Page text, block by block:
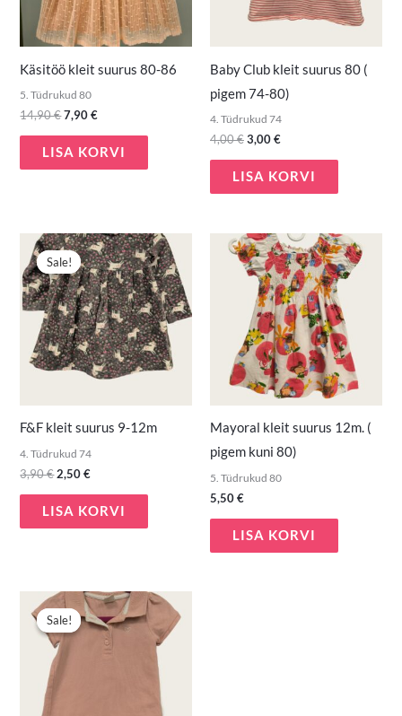
Käsitöö kleit suurus 80-86
5. Tüdrukud 80
14,90€7,90€
LISA KORVI
Baby Club kleit suurus 80 (
pigem 74-80)
4. Tüdrukud 74
4,00€3,00€
LISA KORVI
Sale!
Sale!
F&F kleit suurus 9-12m
4. Tüdrukud 74
3,90€
Algne
hind
oli:
3,90 €.
2,50€
Praegune
hind
on:
2,50 €.
LISA KORVI
Mayoral kleit suurus 12m. (
pigem kuni 80)
5. Tüdrukud 80
5,50€
LISA KORVI
Sale!
Sale!
Algne
hind
oli:
2,80 €.
Praegune
hind
on:
1,50 €.